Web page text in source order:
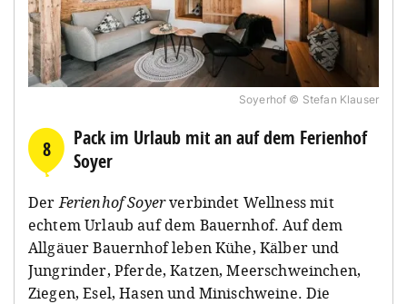
Soyerhof © Stefan Klauser
8
Pack im Urlaub mit an auf dem Ferienhof
Soyer
DerFerienhof Soyerverbindet Wellness mit
echtem Urlaub auf dem Bauernhof. Auf dem
Allgäuer Bauernhof leben Kühe, Kälber und
Jungrinder, Pferde, Katzen, Meerschweinchen,
Ziegen, Esel, Hasen und Minischweine. Die